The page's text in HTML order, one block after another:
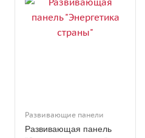
Развивающие панели
Развивающая панель